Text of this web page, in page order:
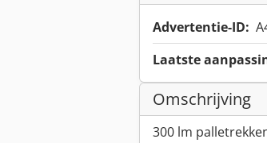
Advertentie-ID:
Laatste
Omschrijving
300 lm